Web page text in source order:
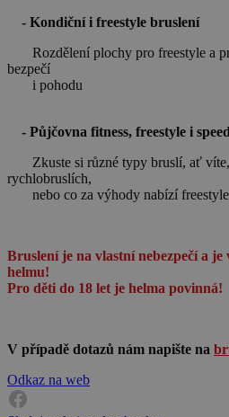
- Kondiční i freestyle bruslení
Rozdělení plochy pro freestyle a
bezpečí
i pohodu
- Půjčovna fitness, freestyle i
Zkuste si různé typy bruslí, ať víte,
rychlobruslích,
nebo co za výhody nabízí freestyle
Bruslení je na vlastní nebezpečí a
helmu!
Pro děti do 18 let je helma povinná!
V případě dotazů nám napište na
Odkaz na web